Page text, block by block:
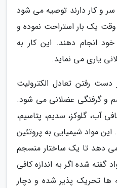
و کار دارند توصیه می شود
یک بار استراحت نموده و
انجام دهند. این کار به
یاری می نماید.
رفتن تعادل الکترولیت
و گرفتگی عضلانی می شود.
آب، گلوکز، سدیم، پتاسیم،
این مواد شیمیایی به پروتئین
دهد تا یک ساختار منسجم
گفته شده اگر به اندازه کافی
ها تحریک پذیر شده و دچار